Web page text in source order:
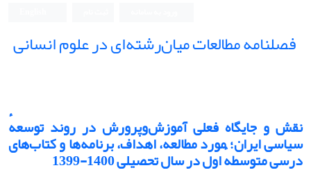
فصلنامه مطالعات میان‌رشته‌ای در علوم انسانی
نقش و جایگاه فعلی آموزش‌وپرورش در روند توسعهٔ
سیاسی ایران؛ مورد مطالعه، اهداف، برنامه‌ها و کتاب‌های
درسی متوسطهٔ اول در سال تحصیلی 1400-1399